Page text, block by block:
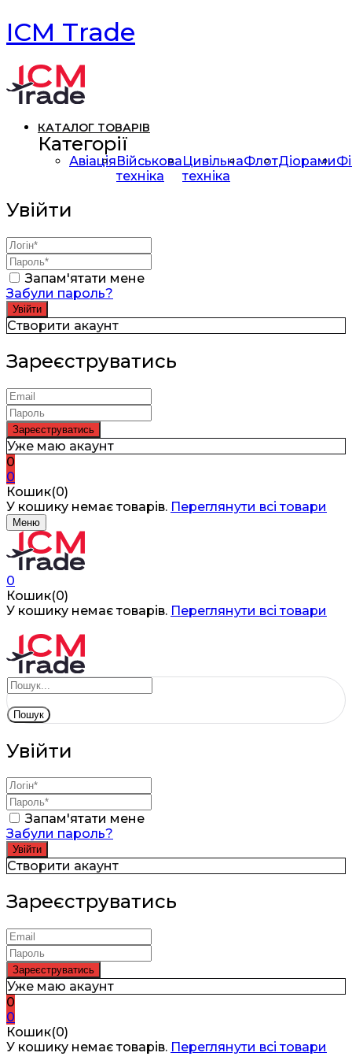
ICM Trade
КАТАЛОГ ТОВАРІВ
Категорії
АвіаціяВійськова
техніка
Цивільна
техніка
ФлотДіорами
Увійти
Запам'ятати мене
Забули пароль?
Створити акаунт
Зареєструватись
Уже маю акаунт
0
0
Кошик(0)
У кошику немає товарів. Переглянути всі товари
Меню
0
Кошик(0)
У кошику немає товарів. Переглянути всі товари
Пошук
Увійти
Запам'ятати мене
Забули пароль?
Створити акаунт
Зареєструватись
Уже маю акаунт
0
0
Кошик(0)
У кошику немає товарів. Переглянути всі товари